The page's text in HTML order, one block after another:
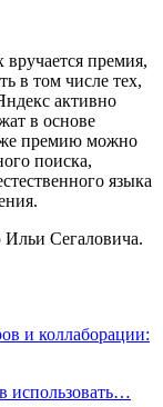
премия,
в том числе тех,
активно
в основе
премию можно
поиска,
языка
и коллаборации:
использовать…